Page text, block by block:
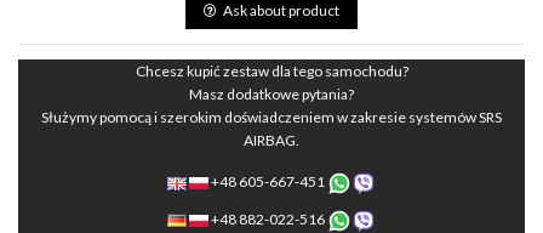
Ask about product
Chcesz kupić zestaw dla tego samochodu?
Masz dodatkowe pytania?
Służymy pomocą i szerokim doświadczeniem w zakresie systemów SRS
AIRBAG.
+48 605-667-451
+48 882-022-516